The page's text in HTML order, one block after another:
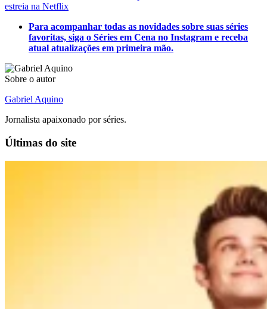
estreia na Netflix
Para acompanhar todas as novidades sobre suas séries
favoritas, siga o Séries em Cena no Instagram e receba
atual atualizações em primeira mão.
Sobre o autor
Gabriel Aquino
Jornalista apaixonado por séries.
Últimas do site